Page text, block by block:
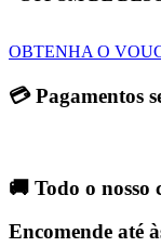
OBTENHA O
💳 Pagamentos
🚚 Todo o nosso
Encomende até